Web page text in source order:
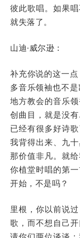
彼此歌唱。如果
就失落了。
山迪·威尔逊：
补充你说的这一
多音乐领袖也不
地方教会的音乐
创曲目，就是没
已经有很多好诗
我背得出来、九
那价值非凡。就
你植堂时唱的第
开始，不是吗？
里根，你以前说
歌，而不想自己